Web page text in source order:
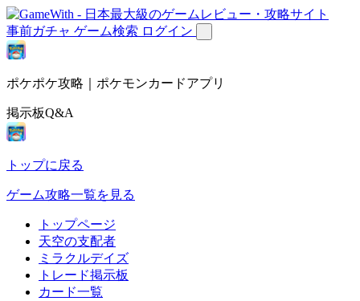
事前ガチャ ゲーム検索 ログイン
ポケポケ攻略｜ポケモンカードアプリ
掲示板Q&A
トップに戻る
ゲーム攻略一覧を見る
トップページ
天空の支配者
ミラクルデイズ
トレード掲示板
カード一覧